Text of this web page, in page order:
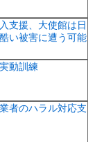
支援、大使館は日
い被害に遭う可能
動訓練
者のハラル対応支